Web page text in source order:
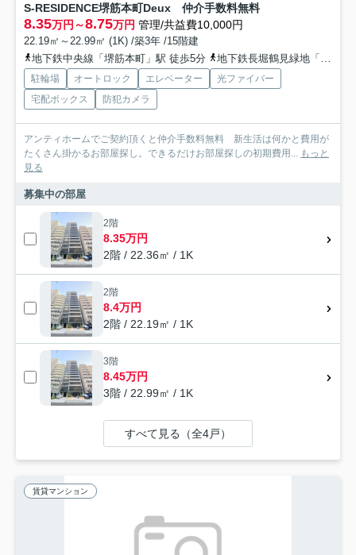
S-RESIDENCE堺筋本町Deux 仲介手数料無料
8.35万円～8.75万円 管理/共益費10,000円
22.19㎡～22.99㎡ (1K) /築3年 /15階建
地下鉄中央線「堺筋本町」駅 徒歩5分
地下鉄長堀鶴見緑地「長堀橋」駅 徒歩8分
駐輪場 オートロック エレベーター
光ファイバー
宅配ボックス
防犯カメラ
アンティホームでご契約頂くと仲介手数料無料 新生活は何かと費用が
たくさん掛かるお部屋探し。できるだけお部屋探しの初期費用... もっと
見る
募集中の部屋
2階
8.35万円
2階 / 22.36㎡ / 1K
2階
8.4万円
2階 / 22.19㎡ / 1K
3階
8.45万円
3階 / 22.99㎡ / 1K
すべて見る（全4戸）
賃貸マンション